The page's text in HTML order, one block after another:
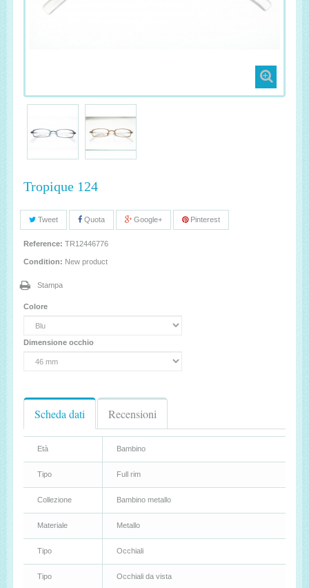
Tropique 124
Tweet Quota Google+ Pinterest
Reference: TR12446776
Condition: New product
Stampa
Colore
Dimensione occhio
Scheda dati Recensioni
Età Bambino
Tipo Full rim
Collezione Bambino metallo
Materiale Metallo
Tipo Occhiali
Tipo Occhiali da vista